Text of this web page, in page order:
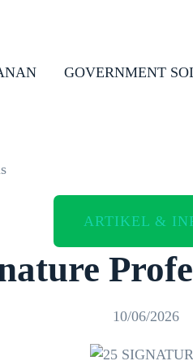
GOVERNMENT
ARTIKEL &
10/06/2026